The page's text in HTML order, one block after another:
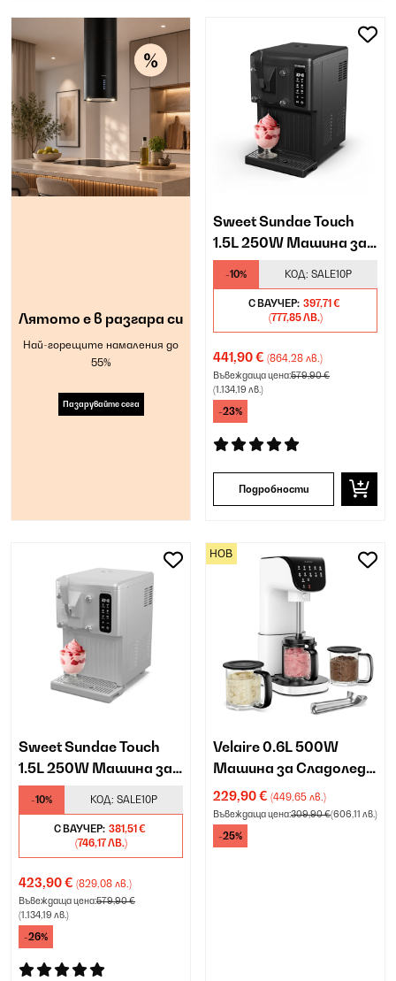
Лятото е в разгара си
Най-горещите намаления до
55%
Пазарувайте сега
Sweet Sundae Touch
1.5L 250W Машина за
Сладолед с Компресор
Черно
-10% КОД: SALE10P
С ВАУЧЕР: 397,71 €
(777,85 ЛВ.)
441,90 € (864,28 лв.)
Въвеждаща цена:579,90 €
(1.134,19 лв.)
-23%
Подробности
Sweet Sundae Touch
1.5L 250W Машина за
Сладолед с Компресор
Бяло
-10% КОД: SALE10P
С ВАУЧЕР: 381,51 €
(746,17 ЛВ.)
423,90 € (829,08 лв.)
Въвеждаща цена:579,90 €
(1.134,19 лв.)
-26%
Velaire 0.6L 500W
Машина за Сладолед
Бяло
229,90 € (449,65 лв.)
Въвеждаща цена:309,90 €(606,11 лв.)
-25%
НОВ